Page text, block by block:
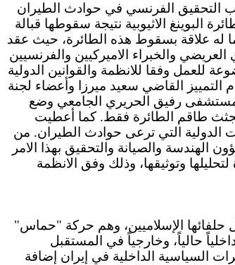
التحقيق الفرنسي في حوادث الطيران
الاثيوبية نتيجة سقوطها قبالة
ما له علاقة بسقوط هذه الطائرة، حيث عقد
والخبراء الاميركيين والفرنسيين
للعمل وفقا للانظمة والقوانين الدولية
القاضي سعيد ميرزا وأعضاء لجنة
ومستشفى رفيق الحريري الجامعي وضع
لجثث طاقم الطائرة فقط. كما أعطيت
الدولية التي ترعى حوادث الطيران. من
الهندسة والصيانة والتحقيق بهذا الامر
وتوثيقها، وذلك وفق الانظمة
خلال حلفائها الإسلاميين، وهم حركة "حماس"
حالياً، وخارجياً في المستقبل
السياسية الداخلية في إيران إضافة